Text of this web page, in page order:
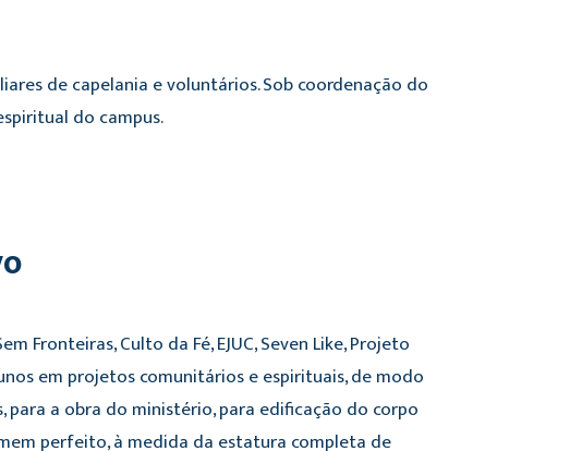
de capelania e voluntários. Sob coordenação do
do campus.
Fronteiras, Culto da Fé, EJUC, Seven Like, Projeto
em projetos comunitários e espirituais, de modo
para a obra do ministério, para edificação do corpo
perfeito, à medida da estatura completa de